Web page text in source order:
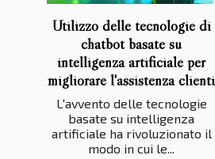
Utilizzo delle tecnologie di
chatbot basate su
intelligenza artificiale per
migliorare l'assistenza clienti
L'avvento delle tecnologie
basate su intelligenza
artificiale ha rivoluzionato il
modo in cui le...